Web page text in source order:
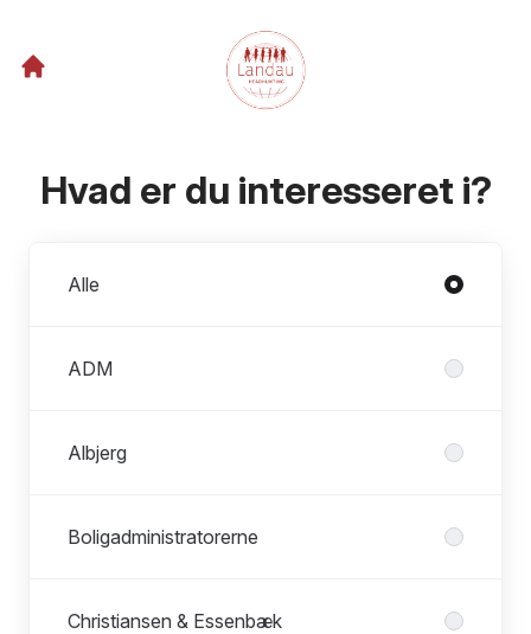
Hvad er du interesseret i?
Alle
ADM
Albjerg
Boligadministratorerne
Christiansen & Essenbæk